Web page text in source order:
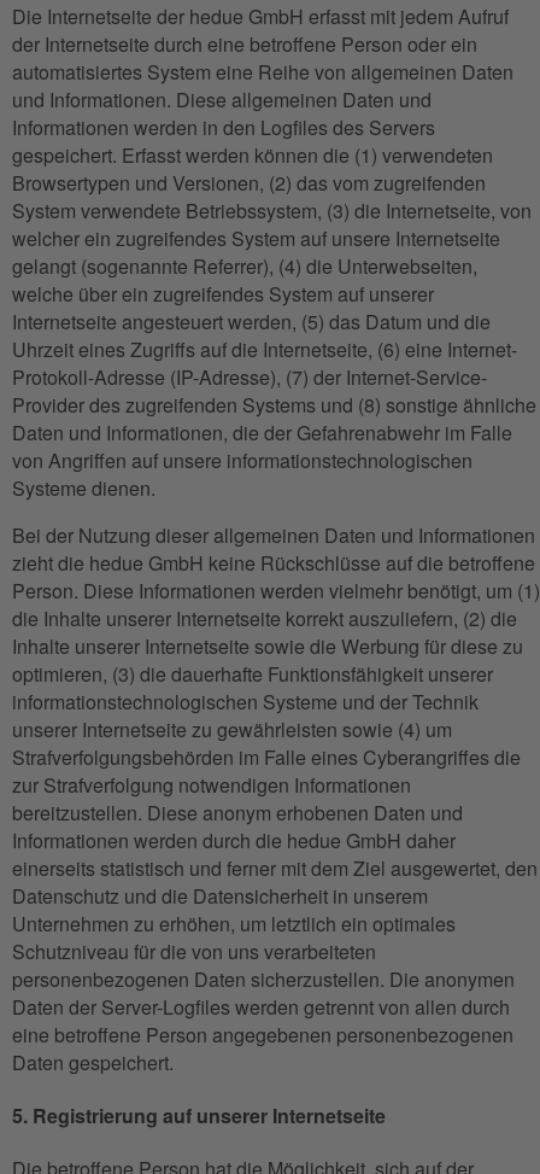
Die Internetseite der hedue GmbH erfasst mit jedem Aufruf
der Internetseite durch eine betroffene Person oder ein
automatisiertes System eine Reihe von allgemeinen Daten
und Informationen. Diese allgemeinen Daten und
Informationen werden in den Logfiles des Servers
gespeichert. Erfasst werden können die (1) verwendeten
Browsertypen und Versionen, (2) das vom zugreifenden
System verwendete Betriebssystem, (3) die Internetseite, von
welcher ein zugreifendes System auf unsere Internetseite
gelangt (sogenannte Referrer), (4) die Unterwebseiten,
welche über ein zugreifendes System auf unserer
Internetseite angesteuert werden, (5) das Datum und die
Uhrzeit eines Zugriffs auf die Internetseite, (6) eine Internet-
Protokoll-Adresse (IP-Adresse), (7) der Internet-Service-
Provider des zugreifenden Systems und (8) sonstige ähnliche
Daten und Informationen, die der Gefahrenabwehr im Falle
von Angriffen auf unsere informationstechnologischen
Systeme dienen.
Bei der Nutzung dieser allgemeinen Daten und Informationen
zieht die hedue GmbH keine Rückschlüsse auf die betroffene
Person. Diese Informationen werden vielmehr benötigt, um (1)
die Inhalte unserer Internetseite korrekt auszuliefern, (2) die
Inhalte unserer Internetseite sowie die Werbung für diese zu
optimieren, (3) die dauerhafte Funktionsfähigkeit unserer
informationstechnologischen Systeme und der Technik
unserer Internetseite zu gewährleisten sowie (4) um
Strafverfolgungsbehörden im Falle eines Cyberangriffes die
zur Strafverfolgung notwendigen Informationen
bereitzustellen. Diese anonym erhobenen Daten und
Informationen werden durch die hedue GmbH daher
einerseits statistisch und ferner mit dem Ziel ausgewertet, den
Datenschutz und die Datensicherheit in unserem
Unternehmen zu erhöhen, um letztlich ein optimales
Schutzniveau für die von uns verarbeiteten
personenbezogenen Daten sicherzustellen. Die anonymen
Daten der Server-Logfiles werden getrennt von allen durch
eine betroffene Person angegebenen personenbezogenen
Daten gespeichert.
5. Registrierung auf unserer Internetseite